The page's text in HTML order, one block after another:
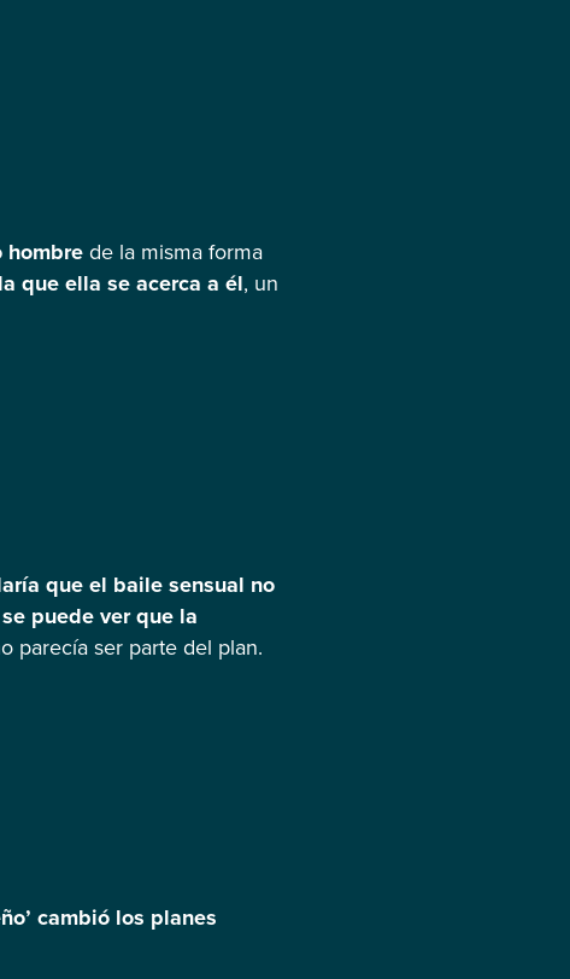
hombre de la misma forma
que ella se acerca a él, un
que el baile sensual no
se puede ver que la
parecía ser parte del plan.
cambió los planes